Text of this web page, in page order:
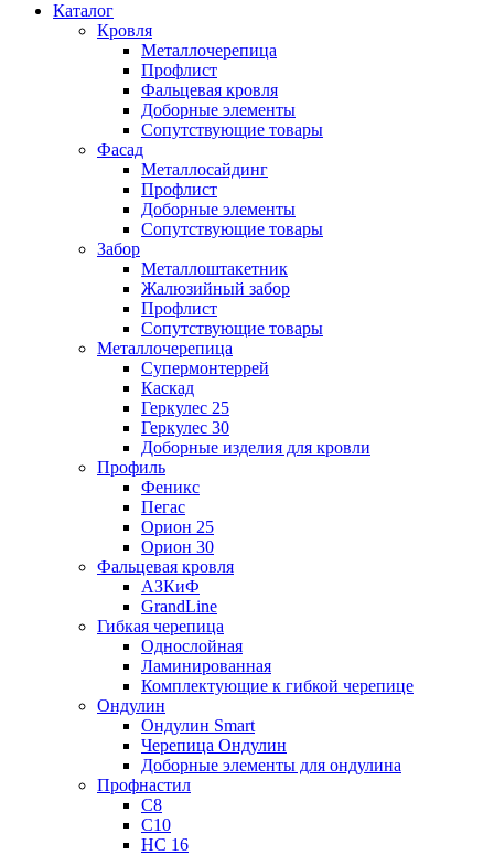
Каталог
Кровля
Металлочерепица
Профлист
Фальцевая кровля
Доборные элементы
Сопутствующие товары
Фасад
Металлосайдинг
Профлист
Доборные элементы
Сопутствующие товары
Забор
Металлоштакетник
Жалюзийный забор
Профлист
Сопутствующие товары
Металлочерепица
Супермонтеррей
Каскад
Геркулес 25
Геркулес 30
Доборные изделия для кровли
Профиль
Феникс
Пегас
Орион 25
Орион 30
Фальцевая кровля
АЗКиФ
GrandLine
Гибкая черепица
Однослойная
Ламинированная
Комплектующие к гибкой черепице
Ондулин
Ондулин Smart
Черепица Ондулин
Доборные элементы для ондулина
Профнастил
С8
С10
НС 16